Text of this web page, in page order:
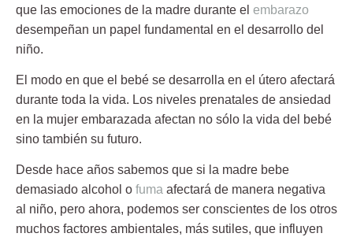
que las emociones de la madre durante el embarazo
desempeñan un papel fundamental en el desarrollo del
niño.
El modo en que el bebé se desarrolla en el útero afectará
durante toda la vida. Los niveles prenatales de ansiedad
en la mujer embarazada afectan no sólo la vida del bebé
sino también su futuro.
Desde hace años sabemos que si la madre bebe
demasiado alcohol o fuma afectará de manera negativa
al niño, pero ahora, podemos ser conscientes de los otros
muchos factores ambientales, más sutiles, que influyen